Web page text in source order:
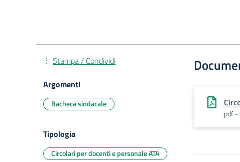
pdf -
Stampa / Condividi
Argomenti
Bacheca sindacale
Tipologia
Circolari per docenti e personale ATA